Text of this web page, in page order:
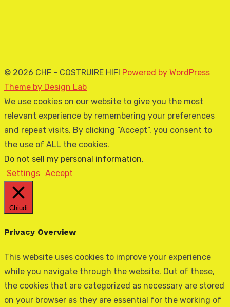
© 2026 CHF - COSTRUIRE HIFI Powered by WordPress
Theme by Design Lab
We use cookies on our website to give you the most
relevant experience by remembering your preferences
and repeat visits. By clicking “Accept”, you consent to
the use of ALL the cookies.
Do not sell my personal information.
Settings Accept
Chiudi
Privacy Overview
This website uses cookies to improve your experience
while you navigate through the website. Out of these,
the cookies that are categorized as necessary are stored
on your browser as they are essential for the working of